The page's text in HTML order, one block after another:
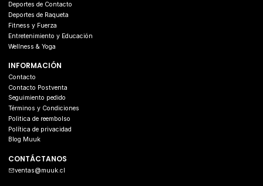
Deportes de Contacto
Deportes de Raqueta
Fitness y Fuerza
Entretenimiento y Educación
Wellness & Yoga
INFORMACIÓN
Contacto
Contacto Postventa
Seguimiento pedido
Términos y Condiciones
Politica de reembolso
Política de privacidad
Blog Muuk
CONTÁCTANOS
ventas@muuk.cl